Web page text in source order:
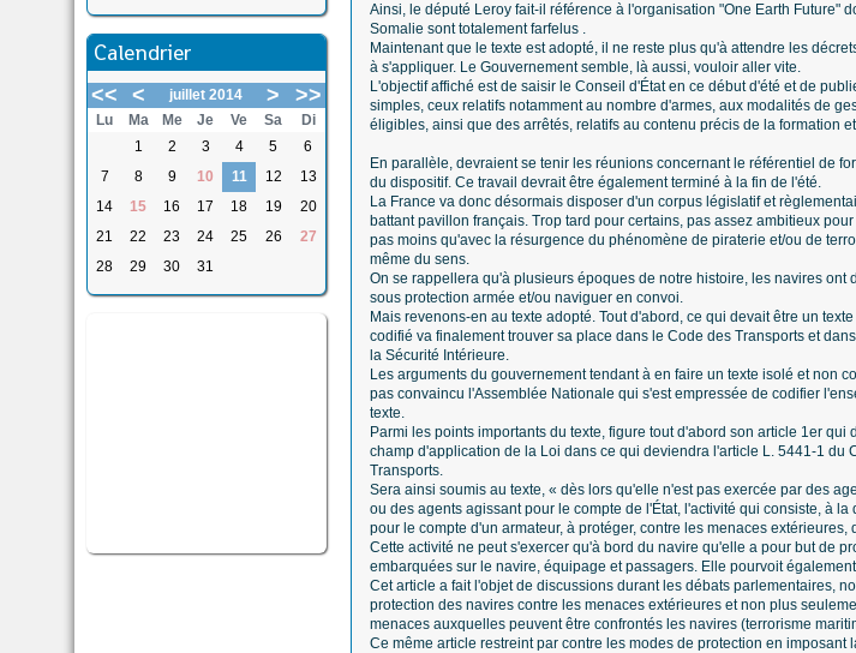
Calendrier
<< < juillet 2014 > >>
Lu Ma Me Je Ve Sa
Di
1
2 3 4 5
6
7
8 9 10 11 12
13
14
15 16 17 18 19
20
21
22 23 24 25 26
27
28
29 30 31
Ainsi, le député Leroy fait-il référence à l'organisation "One Earth Future"
Somalie sont totalement farfelus .
Maintenant que le texte est adopté, il ne reste plus qu'à attendre les
à s'appliquer. Le Gouvernement semble, là aussi, vouloir aller vite.
L'objectif affiché est de saisir le Conseil d'État en ce début d'été et de
simples, ceux relatifs notamment au nombre d'armes, aux modalités de
éligibles, ainsi que des arrêtés, relatifs au contenu précis de la formation
En parallèle, devraient se tenir les réunions concernant le référentiel de
du dispositif. Ce travail devrait être également terminé à la fin de l'été.
La France va donc désormais disposer d'un corpus législatif et
battant pavillon français. Trop tard pour certains, pas assez ambitieux
pas moins qu'avec la résurgence du phénomène de piraterie et/ou de
même du sens.
On se rappellera qu'à plusieurs époques de notre histoire, les navires ont
sous protection armée et/ou naviguer en convoi.
Mais revenons-en au texte adopté. Tout d'abord, ce qui devait être un
codifié va finalement trouver sa place dans le Code des Transports et
la Sécurité Intérieure.
Les arguments du gouvernement tendant à en faire un texte isolé et non
pas convaincu l'Assemblée Nationale qui s'est empressée de codifier
texte.
Parmi les points importants du texte, figure tout d'abord son article 1er qui
champ d'application de la Loi dans ce qui deviendra l'article L. 5441-1 du
Transports.
Sera ainsi soumis au texte, « dès lors qu'elle n'est pas exercée par des
ou des agents agissant pour le compte de l'État, l'activité qui consiste, à la
pour le compte d'un armateur, à protéger, contre les menaces
Cette activité ne peut s'exercer qu'à bord du navire qu'elle a pour but de
embarquées sur le navire, équipage et passagers. Elle pourvoit
Cet article a fait l'objet de discussions durant les débats parlementaires,
protection des navires contre les menaces extérieures et non plus
menaces auxquelles peuvent être confrontés les navires (terrorisme
Ce même article restreint par contre les modes de protection en